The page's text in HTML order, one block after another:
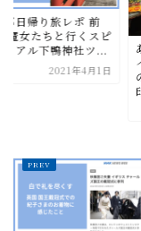
たが笑顔になる１ア
ムを用意する〜きも
作る、最高の第一